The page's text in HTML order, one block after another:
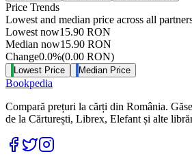
Price Trends
Lowest and median price across all
Lowest now15.90 RON
Median now15.90 RON
Change0.0%(0.00 RON)
Lowest Price Median Price
Bookpedia
Compară prețuri la cărți din România.
de la Cărturești, Librex, Elefant și alte
Facebook
Twitter